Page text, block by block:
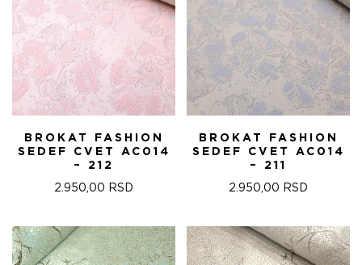
BROKAT FASHION
SEDEF CVET AC014
– 212
2.950,00 RSD
BROKAT FASHION
SEDEF CVET AC014
– 211
2.950,00 RSD